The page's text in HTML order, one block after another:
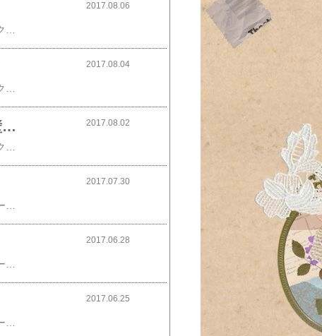
2017.08.06
2017.08.04
WEB内覧会【入居前】2階寝室＊極小WCでも収納力を＊花柄の壁紙♪ 2017.08.02
2017.07.30
2017.06.28
2017.06.25